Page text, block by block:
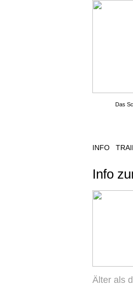
Das
INFO
Info
Älter als